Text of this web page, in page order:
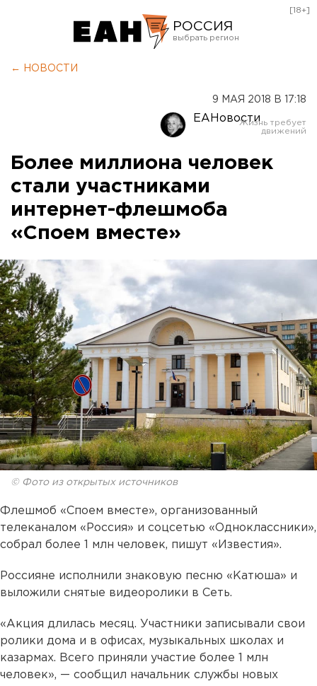
РОССИЯ
Оренбург
[18+]
← НОВОСТИ
9 МАЯ 2018 В 17:18
ЕАНовости
Более миллиона человек
стали участниками
интернет-флешмоба
«Споем вместе»
© Фото из открытых источников
Флешмоб «Споем вместе», организованный
телеканалом «Россия» и соцсетью «Одноклассники»,
собрал более 1 млн человек, пишут «Известия».
Россияне исполнили знаковую песню «Катюша» и
выложили снятые видеоролики в Сеть.
«Акция длилась месяц. Участники записывали свои
ролики дома и в офисах, музыкальных школах и
казармах. Всего приняли участие более 1 млн
человек», — сообщил начальник службы новых